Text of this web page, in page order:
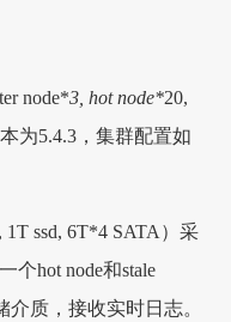
node*3, hot node*20,
为5.4.3，集群配置如
ssd, 6T*4 SATA）采
个hot node和stale
介质，接收实时日志。